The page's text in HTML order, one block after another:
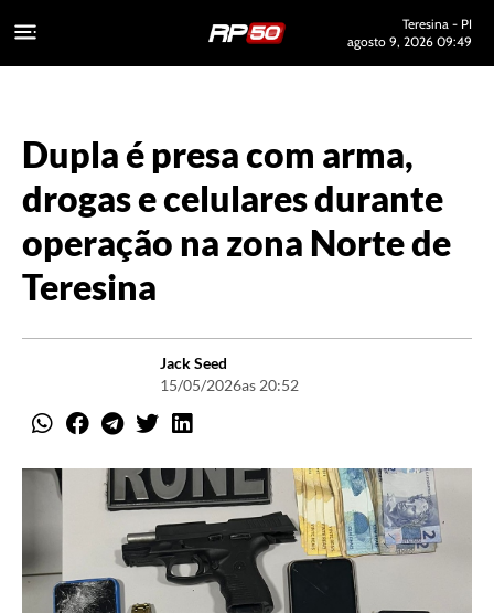
Teresina - PI
agosto 9, 2026 09:49
Dupla é presa com arma,
drogas e celulares durante
operação na zona Norte de
Teresina
Jack Seed
15/05/2026as 20:52